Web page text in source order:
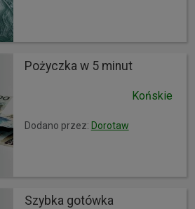
Pożyczka w 5 minut
Końskie
Dodano przez: Dorotaw
Szybka gotówka